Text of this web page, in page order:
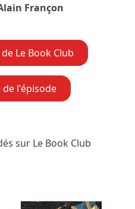
Françon
Le Book Club
l'épisode
sur Le Book Club